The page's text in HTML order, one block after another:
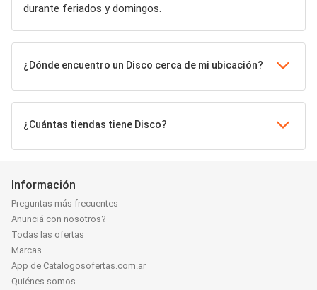
durante feriados y domingos.
¿Dónde encuentro un Disco cerca de mi ubicación?
¿Cuántas tiendas tiene Disco?
Información
Preguntas más frecuentes
Anunciá con nosotros?
Todas las ofertas
Marcas
App de Catalogosofertas.com.ar
Quiénes somos